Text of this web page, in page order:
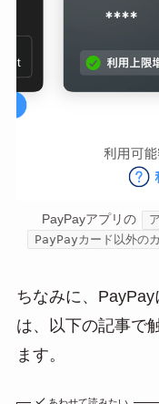
PayPayアプリの
PayPayカード以外の
ちなみに、
は、以下の記事で
ます。
あわせて読みたい